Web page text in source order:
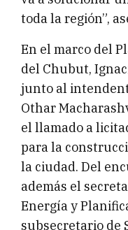
toda la región”,
En el marco del
del Chubut,
junto al
Othar
el llamado a
para la
la ciudad. Del
además el
Energía y
subsecretario de